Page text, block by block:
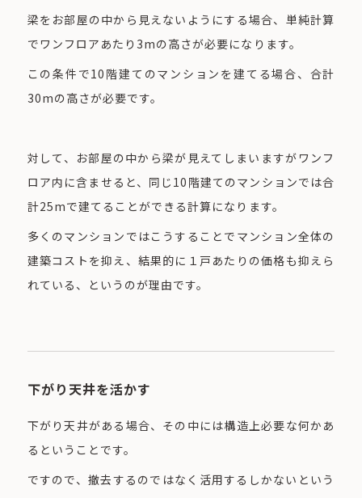
梁をお部屋の中から見えないようにする場合、単純計算
でワンフロアあたり3mの高さが必要になります。
この条件で10階建てのマンションを建てる場合、合計
30mの高さが必要です。
対して、お部屋の中から梁が見えてしまいますがワンフ
ロア内に含ませると、同じ10階建てのマンションでは合
計25mで建てることができる計算になります。
多くのマンションではこうすることでマンション全体の
建築コストを抑え、結果的に１戸あたりの価格も抑えら
れている、というのが理由です。
下がり天井を活かす
下がり天井がある場合、その中には構造上必要な何かあ
るということです。
ですので、撤去するのではなく活用するしかないという